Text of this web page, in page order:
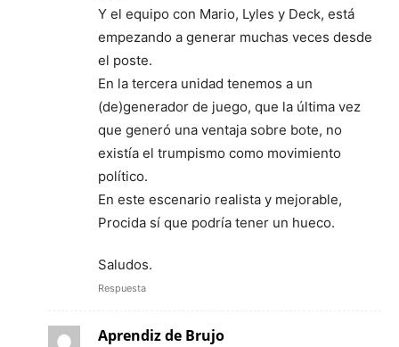
Y el equipo con Mario, Lyles y Deck, está
empezando a generar muchas veces desde
el poste.
En la tercera unidad tenemos a un
(de)generador de juego, que la última vez
que generó una ventaja sobre bote, no
existía el trumpismo como movimiento
político.
En este escenario realista y mejorable,
Procida sí que podría tener un hueco.
Saludos.
Respuesta
Aprendiz de Brujo